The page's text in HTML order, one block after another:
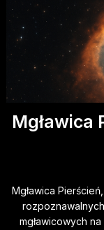
Mgławica
Mgławica
mgławicowych